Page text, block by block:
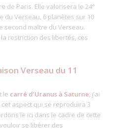
de Paris. Elle valorisera le 24°
du Verseau, 6 planètes sur 10
second maître du Verseau.
restriction des libertés, ces
Verseau du 11
le carré d’Uranus à Saturne , j’ai
aspect qui se reproduira 3
le ici dans le cadre de cette
se libérer des